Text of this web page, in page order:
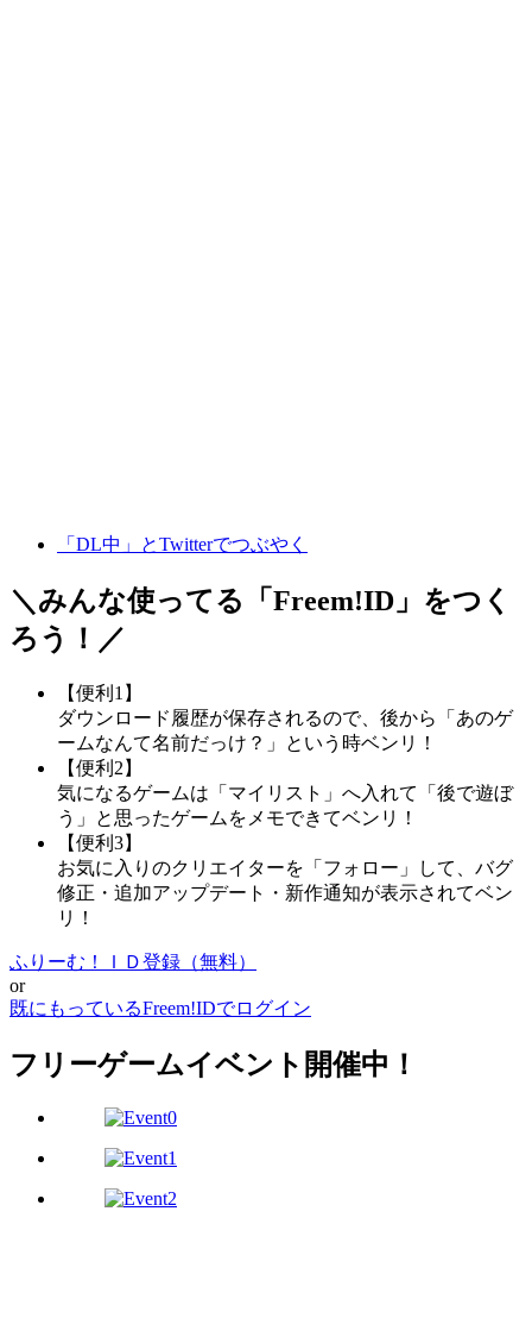
「DL中」とTwitterでつぶやく
＼みんな使ってる「 Freem!ID 」をつく
ろう！／
【便利1】
ダウンロード履歴が保存されるので、後から「あのゲ
ームなんて名前だっけ？」という時ベンリ！
【便利2】
気になるゲームは「マイリスト」へ入れて「後で遊ぼ
う」と思ったゲームをメモできてベンリ！
【便利3】
お気に入りのクリエイターを「フォロー」して、バグ
修正・追加アップデート・新作通知が表示されてベン
リ！
ふりーむ！ＩＤ登録（無料）
or
既にもっているFreem!IDでログイン
フリーゲームイベント開催中！